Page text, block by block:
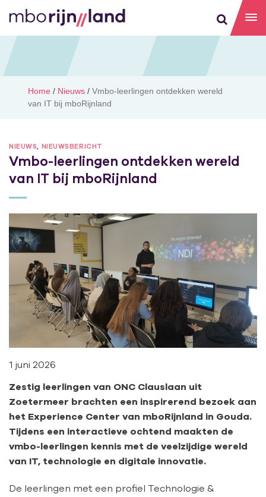
Home / Nieuws /Vmbo-leerlingen ontdekken wereld
van IT bij mboRijnland
NIEUWS NIEUWSBERICHT
Vmbo-leerlingen ontdekken wereld
van IT bij mboRijnland
1 juni 2026
Zestig leerlingen van ONC Clauslaan uit
Zoetermeer brachten een inspirerend bezoek aan
het Experience Center van mboRijnland in Gouda.
Tijdens een interactieve ochtend maakten de
vmbo-leerlingen kennis met de veelzijdige wereld
van IT, technologie en digitale innovatie.
De leerlingen met een profiel Technologie &